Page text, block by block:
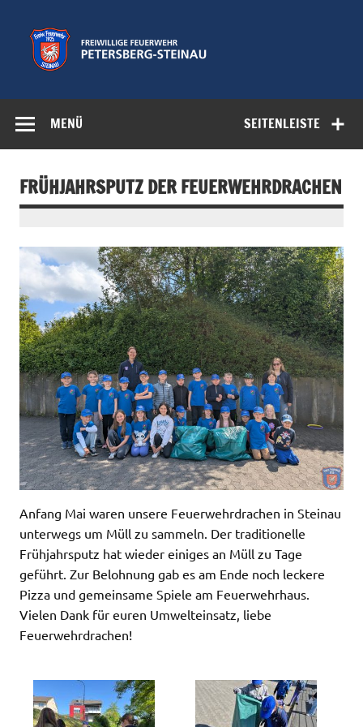
springen
Feuerwehr
Petersberg-
SEITENLEISTE
MENÜ
FRÜHJAHRSPUTZ DER FEUERWEHRDRACHEN
Anfang Mai waren unsere Feuerwehrdrachen in Steinau
unterwegs um Müll zu sammeln. Der traditionelle
Frühjahrsputz hat wieder einiges an Müll zu Tage
geführt. Zur Belohnung gab es am Ende noch leckere
Pizza und gemeinsame Spiele am Feuerwehrhaus.
Vielen Dank für euren Umwelteinsatz, liebe
Feuerwehrdrachen!